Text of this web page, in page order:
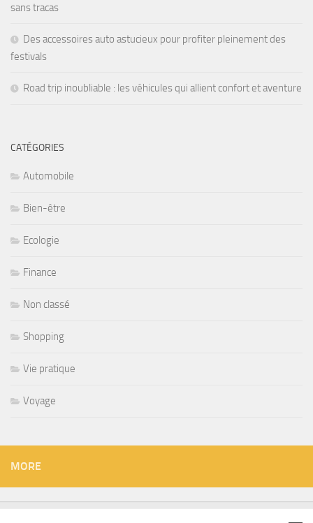
sans tracas
Des accessoires auto astucieux pour profiter pleinement des
festivals
Road trip inoubliable : les véhicules qui allient confort et aventure
CATÉGORIES
Automobile
Bien-être
Ecologie
Finance
Non classé
Shopping
Vie pratique
Voyage
MORE